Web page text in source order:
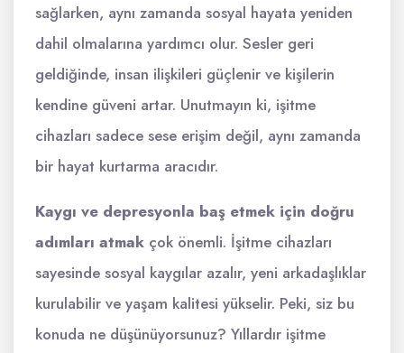
sağlarken, aynı zamanda sosyal hayata yeniden
dahil olmalarına yardımcı olur. Sesler geri
geldiğinde, insan ilişkileri güçlenir ve kişilerin
kendine güveni artar. Unutmayın ki, işitme
cihazları sadece sese erişim değil, aynı zamanda
bir hayat kurtarma aracıdır.
Kaygı ve depresyonla baş etmek için doğru
adımları atmak çok önemli. İşitme cihazları
sayesinde sosyal kaygılar azalır, yeni arkadaşlıklar
kurulabilir ve yaşam kalitesi yükselir. Peki, siz bu
konuda ne düşünüyorsunuz? Yıllardır işitme